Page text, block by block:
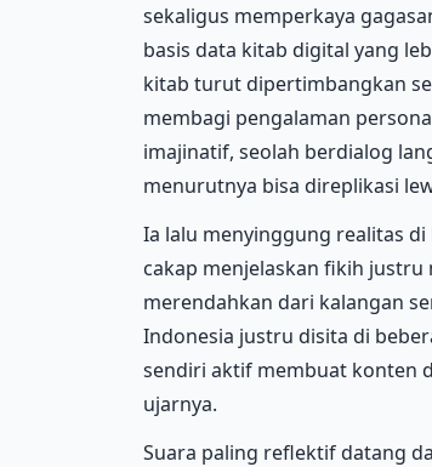
sekaligus memperkaya
basis data kitab digital yang
kitab turut dipertimbangkan
membagi pengalaman
imajinatif, seolah berdialog
menurutnya bisa direplikasi
Ia lalu menyinggung realitas
cakap menjelaskan fikih
merendahkan dari kalangan
Indonesia justru disita di
sendiri aktif membuat konten
ujarnya.
Suara paling reflektif datang